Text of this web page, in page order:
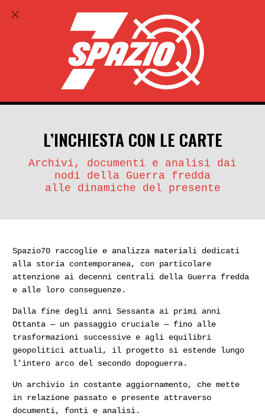
ABBONATI
search account_circle
L’INCHIESTA CON LE CARTE
Archivi, documenti e analisi dai
nodi della Guerra fredda
alle dinamiche del presente
Spazio70 raccoglie e analizza materiali dedicati
alla storia contemporanea, con particolare
attenzione ai decenni centrali della Guerra fredda
e alle loro conseguenze.
Dalla fine degli anni Sessanta ai primi anni
Ottanta — un passaggio cruciale — fino alle
trasformazioni successive e agli equilibri
geopolitici attuali, il progetto si estende lungo
l’intero arco del secondo dopoguerra.
Un archivio in costante aggiornamento, che mette
in relazione passato e presente attraverso
documenti, fonti e analisi.